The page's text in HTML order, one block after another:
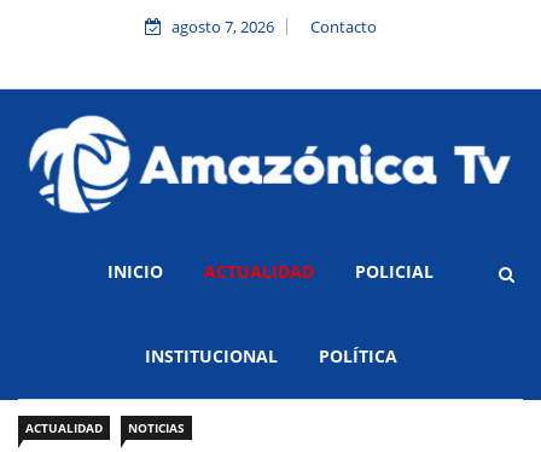
agosto 7, 2026 Contacto
INICIO ACTUALIDAD POLICIAL
INSTITUCIONAL POLÍTICA
ACTUALIDAD NOTICIAS